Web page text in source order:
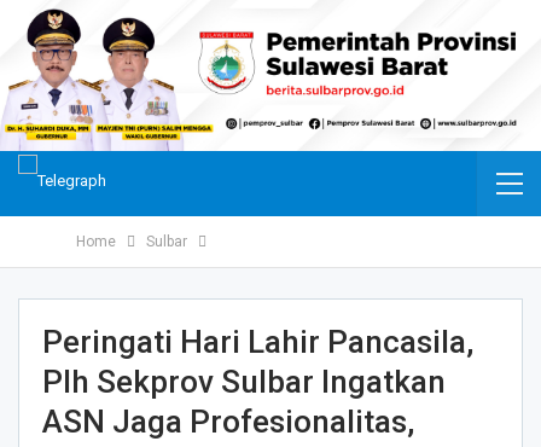
Home Sulbar
Peringati Hari Lahir Pancasila,
Plh Sekprov Sulbar Ingatkan
ASN Jaga Profesionalitas,